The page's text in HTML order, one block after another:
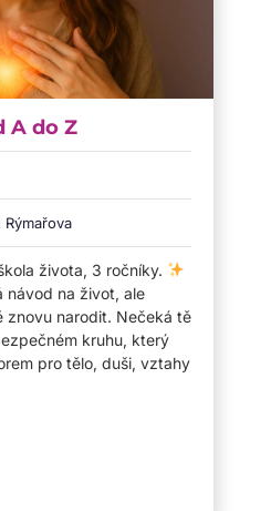
A do Z
života, 3 ročníky.
návod na život, ale
znovu narodit. Nečeká tě
kruhu, který
pro tělo, duši, vztahy